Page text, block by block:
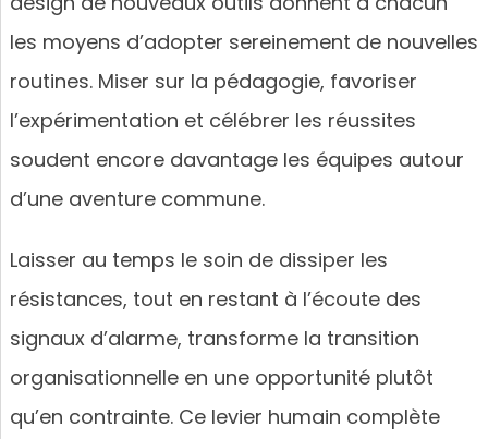
les moyens d’adopter sereinement de nouvelles
routines. Miser sur la pédagogie, favoriser
l’expérimentation et célébrer les réussites
soudent encore davantage les équipes autour
d’une aventure commune.
Laisser au temps le soin de dissiper les
résistances, tout en restant à l’écoute des
signaux d’alarme, transforme la transition
organisationnelle en une opportunité plutôt
qu’en contrainte. Ce levier humain complète